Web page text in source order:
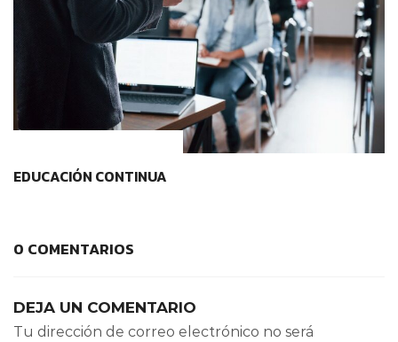
EDUCACIÓN CONTINUA
0 COMENTARIOS
DEJA UN COMENTARIO
Tu dirección de correo electrónico no será